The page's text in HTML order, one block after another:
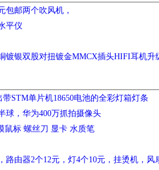
包邮两个吹风机，
平仪
镀银双股对扭镀金MMCX插头HIFI耳机
STM单片机18650电池的全彩灯箱灯条
球，华为400万抓拍摄像头
鼠标 螺丝刀 显卡 水质笔
路由器2个12元，灯4个10元，挂烫机，风